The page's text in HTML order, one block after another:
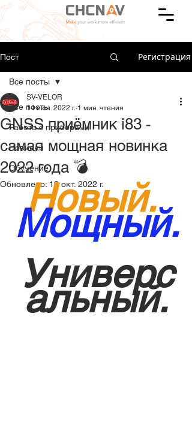
Пост Регистрация
Все посты
Работа с приборами
Новинки
Обучение
Все посты
GNSS приёмник i83 -
самая мощная новинка
2022 года 💣
SV-VELOR
14 июн. 2022 г. 1 мин. чтения
Обновлено: 19 окт. 2022 г.
Новый.
Мощный.
Универс
альный.